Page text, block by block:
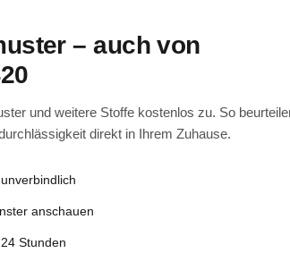
– auch von
und weitere Stoffe kostenlos zu. So
direkt in Ihrem Zuhause.
anschauen
Stunden